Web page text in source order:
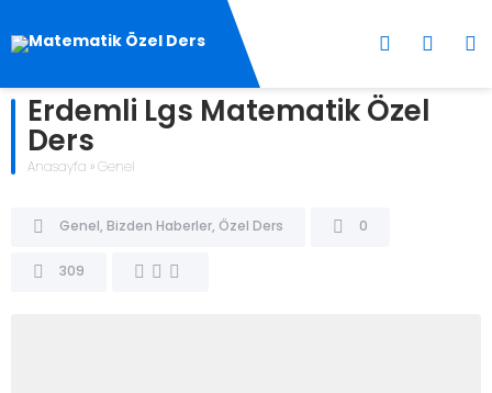
Erdemli Lgs Matematik Özel
Ders
Anasayfa » Genel
Genel , Bizden Haberler, Özel Ders 0
309